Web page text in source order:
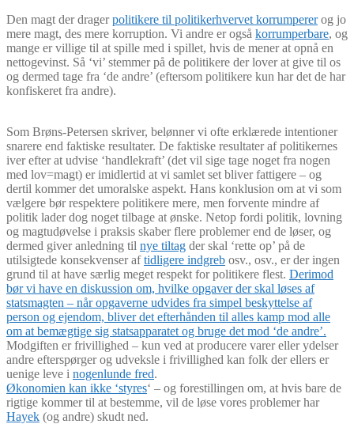
Den magt der dragerpolitikere til politikerhvervet korrumpererog jo
mere magt, des mere korruption. Vi andre er også korrumperbare, og
mange er villige til at spille med i spillet, hvis de mener at opnå en
nettogevinst. Så ‘vi’ stemmer på de politikere der lover at give til os
og dermed tage fra ‘de andre’ (eftersom politikere kun har det de har
konfiskeret fra andre).
Som Brøns-Petersen skriver, belønner vi ofte erklærede intentioner
snarere end faktiske resultater. De faktiske resultater af politikernes
iver efter at udvise ‘handlekraft’ (det vil sige tage noget fra nogen
med lov=magt) er imidlertid at vi samlet set bliver fattigere – og
dertil kommer det umoralske aspekt. Hans konklusion om at vi som
vælgere bør respektere politikere mere, men forvente mindre af
politik lader dog noget tilbage at ønske. Netop fordi politik, lovning
og magtudøvelse i praksis skaber flere problemer end de løser, og
dermed giver anledning til nye tiltag der skal ‘rette op’ på de
utilsigtede konsekvenser aftidligere indgreb osv., osv., er der ingen
grund til at have særlig meget respekt for politikere flest. Derimod
bør vi have en diskussion om, hvilke opgaver der skal løses af
statsmagten – når opgaverne udvides fra simpel beskyttelse af
person og ejendom, bliver det efterhånden til alles kamp mod alle
om at bemægtige sig statsapparatet og bruge det mod ‘de andre’.
Modgiften er frivillighed – kun ved at producere varer eller ydelser
andre efterspørger og udveksle i frivillighed kan folk der ellers er
uenige leve i nogenlunde fred.
Økonomien kan ikke ‘styres‘ – og forestillingen om, at hvis bare de
rigtige kommer til at bestemme, vil de løse vores problemer har
Hayek (og andre) skudt ned.